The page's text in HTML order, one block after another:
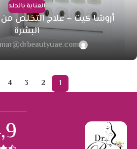
العناية بالجلد
أروشا كيت – علاج التخلص
البشرة
1
2
3
4